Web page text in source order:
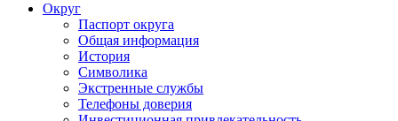
Округ
Паспорт округа
Общая информация
История
Символика
Экстренные службы
Телефоны доверия